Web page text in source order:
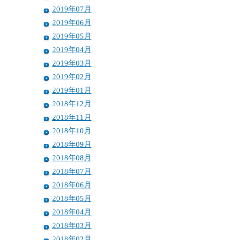
2019年07月
2019年06月
2019年05月
2019年04月
2019年03月
2019年02月
2019年01月
2018年12月
2018年11月
2018年10月
2018年09月
2018年08月
2018年07月
2018年06月
2018年05月
2018年04月
2018年03月